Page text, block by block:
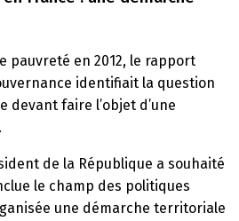
pauvreté en 2012, le rapport
identifiait la question
devant faire l’objet d’une
de la République a souhaité
le champ des politiques
une démarche territoriale